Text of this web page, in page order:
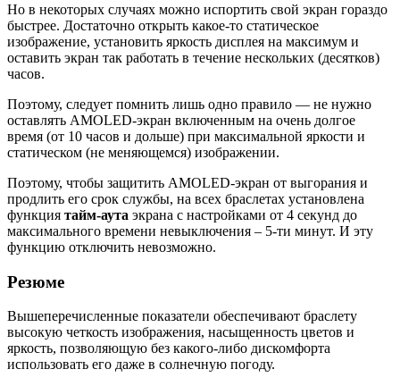
Но в некоторых случаях можно испортить свой экран гораздо
быстрее. Достаточно открыть какое-то статическое
изображение, установить яркость дисплея на максимум и
оставить экран так работать в течение нескольких (десятков)
часов.
Поэтому, следует помнить лишь одно правило — не нужно
оставлять AMOLED-экран включенным на очень долгое
время (от 10 часов и дольше) при максимальной яркости и
статическом (не меняющемся) изображении.
Поэтому, чтобы защитить AMOLED-экран от выгорания и
продлить его срок службы, на всех браслетах установлена
функция тайм-аута экрана с настройками от 4 секунд до
максимального времени невыключения – 5-ти минут. И эту
функцию отключить невозможно.
Резюме
Вышеперечисленные показатели обеспечивают браслету
высокую четкость изображения, насыщенность цветов и
яркость, позволяющую без какого-либо дискомфорта
использовать его даже в солнечную погоду.